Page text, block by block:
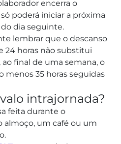
encerra o
poderá iniciar a próxima
dia seguinte.
lembrar que o descanso
24 horas não substitui
ao final de uma semana, o
menos 35 horas seguidas
intrajornada?
feita durante o
almoço, um café ou um